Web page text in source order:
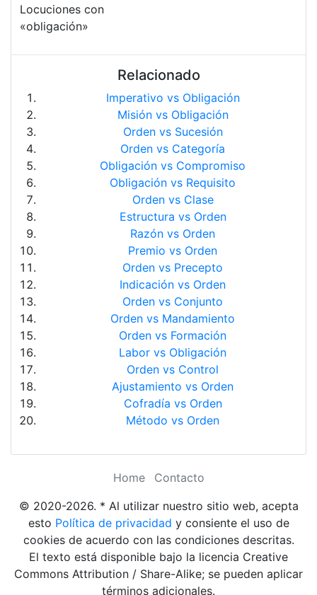
Locuciones con
«obligación»
Relacionado
Imperativo vs Obligación
Misión vs Obligación
Orden vs Sucesión
Orden vs Categoría
Obligación vs Compromiso
Obligación vs Requisito
Orden vs Clase
Estructura vs Orden
Razón vs Orden
Premio vs Orden
Orden vs Precepto
Indicación vs Orden
Orden vs Conjunto
Orden vs Mandamiento
Orden vs Formación
Labor vs Obligación
Orden vs Control
Ajustamiento vs Orden
Cofradía vs Orden
Método vs Orden
Home
Contacto
© 2020-2026. * Al utilizar nuestro sitio web, acepta
esto Política de privacidad y consiente el uso de
cookies de acuerdo con las condiciones descritas.
El texto está disponible bajo la licencia Creative
Commons Attribution / Share-Alike; se pueden aplicar
términos adicionales.